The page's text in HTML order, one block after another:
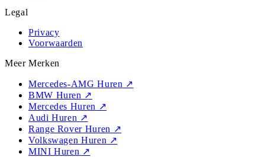
Legal
Privacy
Voorwaarden
Meer Merken
Mercedes-AMG Huren ↗
BMW Huren ↗
Mercedes Huren ↗
Audi Huren ↗
Range Rover Huren ↗
Volkswagen Huren ↗
MINI Huren ↗